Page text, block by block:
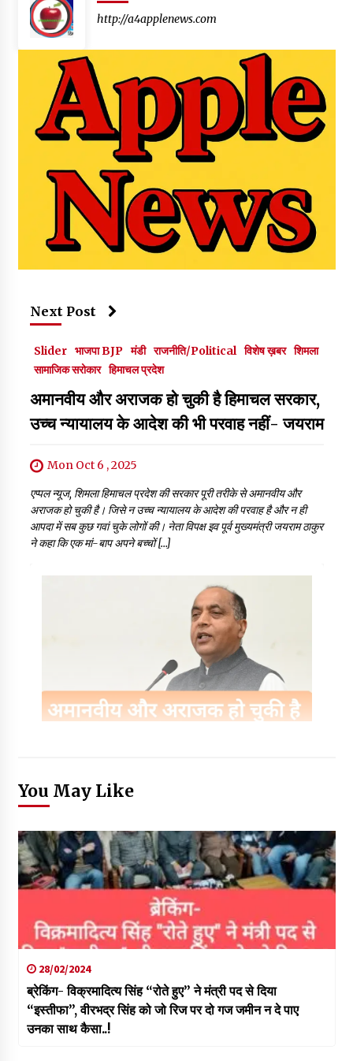
http://a4applenews.com
Next Post
Slider भाजपा BJP मंडी राजनीति/Political विशेष ख़बर शिमला
सामाजिक सरोकार हिमाचल प्रदेश
अमानवीय और अराजक हो चुकी है हिमाचल सरकार,
उच्च न्यायालय के आदेश की भी परवाह नहीं- जयराम
Mon Oct 6 , 2025
एप्पल न्यूज, शिमला हिमाचल प्रदेश की सरकार पूरी तरीके से अमानवीय और
अराजक हो चुकी है। जिसे न उच्च न्यायालय के आदेश की परवाह है और न ही
आपदा में सब कुछ गवां चुके लोगों की। नेता विपक्ष इव पूर्व मुख्यमंत्री जयराम ठाकुर
ने कहा कि एक मां-बाप अपने बच्चों […]
You May Like
28/02/2024
ब्रेकिंग- विक्रमादित्य सिंह “रोते हुए” ने मंत्री पद से दिया
“इस्तीफा”, वीरभद्र सिंह को जो रिज पर दो गज जमीन न दे पाए
उनका साथ कैसा..!